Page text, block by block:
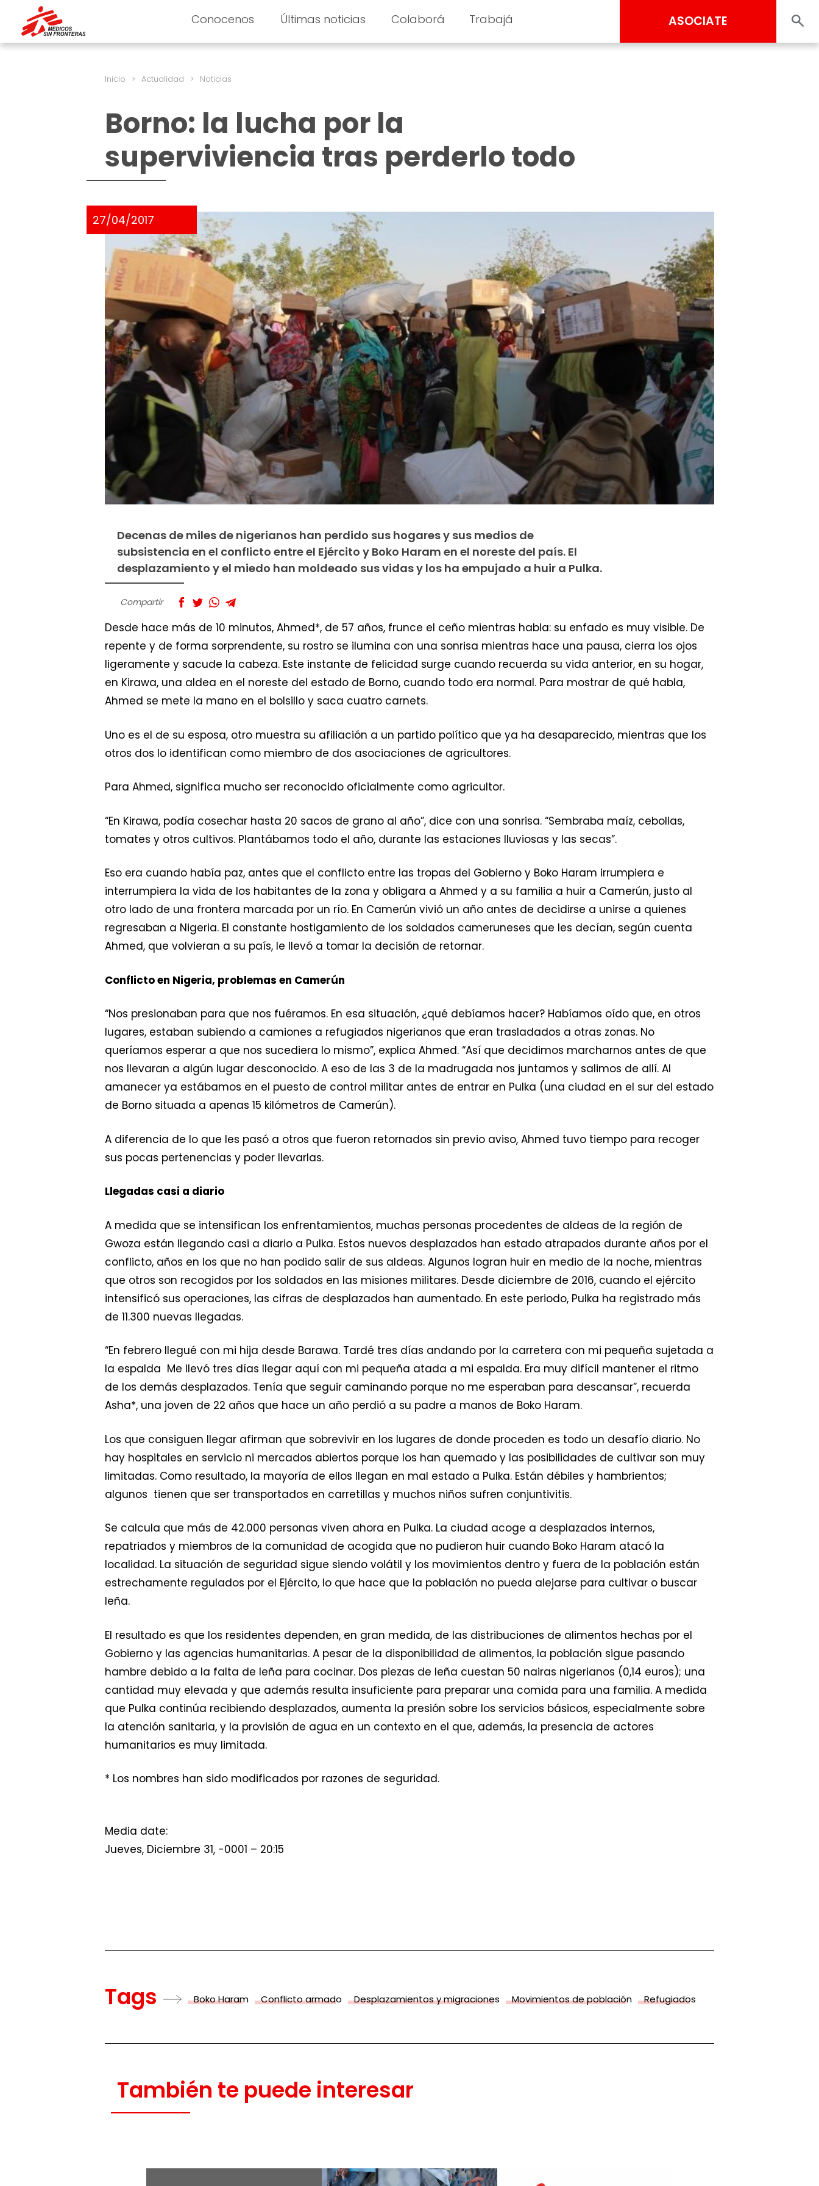
Conocenos Últimas noticias Colaborá Trabajá ASOCIATE
Inicio > Actualidad > Noticias
Borno: la lucha por la
superviviencia tras perderlo todo
27/04/2017
Decenas de miles de nigerianos han perdido sus hogares y sus medios de
subsistencia en el conflicto entre el Ejército y Boko Haram en el noreste del país. El
desplazamiento y el miedo han moldeado sus vidas y los ha empujado a huir a Pulka.
Compartir
Desde hace más de 10 minutos, Ahmed*, de 57 años, frunce el ceño mientras habla: su enfado es muy visible. De
repente y de forma sorprendente, su rostro se ilumina con una sonrisa mientras hace una pausa, cierra los ojos
ligeramente y sacude la cabeza. Este instante de felicidad surge cuando recuerda su vida anterior, en su hogar,
en Kirawa, una aldea en el noreste del estado de Borno, cuando todo era normal. Para mostrar de qué habla,
Ahmed se mete la mano en el bolsillo y saca cuatro carnets.
Uno es el de su esposa, otro muestra su afiliación a un partido político que ya ha desaparecido, mientras que los
otros dos lo identifican como miembro de dos asociaciones de agricultores.
Para Ahmed, significa mucho ser reconocido oficialmente como agricultor.
“En Kirawa, podía cosechar hasta 20 sacos de grano al año”, dice con una sonrisa. “Sembraba maíz, cebollas,
tomates y otros cultivos. Plantábamos todo el año, durante las estaciones lluviosas y las secas”.
Eso era cuando había paz, antes que el conflicto entre las tropas del Gobierno y Boko Haram irrumpiera e
interrumpiera la vida de los habitantes de la zona y obligara a Ahmed y a su familia a huir a Camerún, justo al
otro lado de una frontera marcada por un río. En Camerún vivió un año antes de decidirse a unirse a quienes
regresaban a Nigeria. El constante hostigamiento de los soldados cameruneses que les decían, según cuenta
Ahmed, que volvieran a su país, le llevó a tomar la decisión de retornar.
Conflicto en Nigeria, problemas en Camerún
“Nos presionaban para que nos fuéramos. En esa situación, ¿qué debíamos hacer? Habíamos oído que, en otros
lugares, estaban subiendo a camiones a refugiados nigerianos que eran trasladados a otras zonas. No
queríamos esperar a que nos sucediera lo mismo”, explica Ahmed. “Así que decidimos marcharnos antes de que
nos llevaran a algún lugar desconocido. A eso de las 3 de la madrugada nos juntamos y salimos de allí. Al
amanecer ya estábamos en el puesto de control militar antes de entrar en Pulka (una ciudad en el sur del estado
de Borno situada a apenas 15 kilómetros de Camerún).
A diferencia de lo que les pasó a otros que fueron retornados sin previo aviso, Ahmed tuvo tiempo para recoger
sus pocas pertenencias y poder llevarlas.
Llegadas casi a diario
A medida que se intensifican los enfrentamientos, muchas personas procedentes de aldeas de la región de
Gwoza están llegando casi a diario a Pulka. Estos nuevos desplazados han estado atrapados durante años por el
conflicto, años en los que no han podido salir de sus aldeas. Algunos logran huir en medio de la noche, mientras
que otros son recogidos por los soldados en las misiones militares. Desde diciembre de 2016, cuando el ejército
intensificó sus operaciones, las cifras de desplazados han aumentado. En este periodo, Pulka ha registrado más
de 11.300 nuevas llegadas.
“En febrero llegué con mi hija desde Barawa. Tardé tres días andando por la carretera con mi pequeña sujetada a
la espalda Me llevó tres días llegar aquí con mi pequeña atada a mi espalda. Era muy difícil mantener el ritmo
de los demás desplazados. Tenía que seguir caminando porque no me esperaban para descansar”, recuerda
Asha*, una joven de 22 años que hace un año perdió a su padre a manos de Boko Haram.
Los que consiguen llegar afirman que sobrevivir en los lugares de donde proceden es todo un desafío diario. No
hay hospitales en servicio ni mercados abiertos porque los han quemado y las posibilidades de cultivar son muy
limitadas. Como resultado, la mayoría de ellos llegan en mal estado a Pulka. Están débiles y hambrientos;
algunos tienen que ser transportados en carretillas y muchos niños sufren conjuntivitis.
Se calcula que más de 42.000 personas viven ahora en Pulka. La ciudad acoge a desplazados internos,
repatriados y miembros de la comunidad de acogida que no pudieron huir cuando Boko Haram atacó la
localidad. La situación de seguridad sigue siendo volátil y los movimientos dentro y fuera de la población están
estrechamente regulados por el Ejército, lo que hace que la población no pueda alejarse para cultivar o buscar
leña.
El resultado es que los residentes dependen, en gran medida, de las distribuciones de alimentos hechas por el
Gobierno y las agencias humanitarias. A pesar de la disponibilidad de alimentos, la población sigue pasando
hambre debido a la falta de leña para cocinar. Dos piezas de leña cuestan 50 nairas nigerianos (0,14 euros); una
cantidad muy elevada y que además resulta insuficiente para preparar una comida para una familia. A medida
que Pulka continúa recibiendo desplazados, aumenta la presión sobre los servicios básicos, especialmente sobre
la atención sanitaria, y la provisión de agua en un contexto en el que, además, la presencia de actores
humanitarios es muy limitada.
* Los nombres han sido modificados por razones de seguridad.
Media date:
Jueves, Diciembre 31, -0001 – 20:15
Tags Boko Haram Conflicto armado Desplazamientos y migraciones Movimientos de población Refugiados
También te puede interesar